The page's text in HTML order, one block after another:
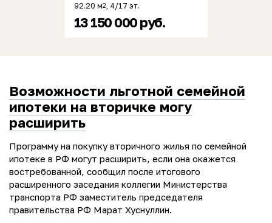
92.20 м2 , 4/17 эт.
13 150 000 руб.
Возможности льготной семейной
ипотеки на вторичке могу
расширить
Программу на покупку вторичного жилья по семейной
ипотеке в РФ могут расширить, если она окажется
востребованной, сообщил после итогового
расширенного заседания коллегии Министерства
транспорта РФ заместитель председателя
правительства РФ Марат Хуснуллин.